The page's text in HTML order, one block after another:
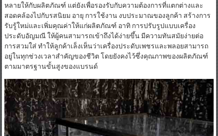
หลายให้กับผลิตภัณฑ์ แต่ยังเพื่อรองรับกับความต้องการที่แตกต่างและ
สอดคล้องไปกับรสนิยม อายุ การใช้งาน งบประมาณของลูกค้า สร้างการ
รับรู้ใหม่และเพิ่มคุณค่าให้แก่ผลิตภัณฑ์ อาทิ การปรับรูปแบบเครื่อง
ประดับอัญมณี ให้ผู้คนสามารถเข้าถึงได้ง่ายขึ้น มีความทันสมัยง่ายต่อ
การสวมใส่ ทำให้ลูกค้าเล็งเห็นว่าเครื่องประดับเพชรและพลอยสามารถ
อยู่ในทุกช่วงเวลาสำคัญของชีวิต โดยยังคงไว้ซึ่งคุณภาพของผลิตภัณฑ์
ตามมาตรฐานขั้นสูงของแบรนด์